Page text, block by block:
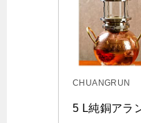
CHUANGRUN
5 L純銅アラ